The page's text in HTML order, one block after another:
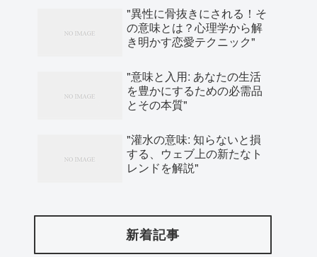
"異性に骨抜きにされる！そ
の意味とは？心理学から解
き明かす恋愛テクニック"
"意味と入用: あなたの生活
を豊かにするための必需品
とその本質"
"灌水の意味: 知らないと損
する、ウェブ上の新たなト
レンドを解説"
新着記事